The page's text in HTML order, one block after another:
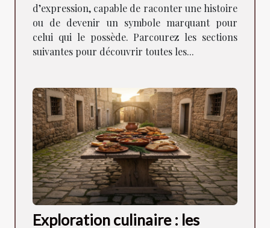
d’expression, capable de raconter une histoire
ou de devenir un symbole marquant pour
celui qui le possède. Parcourez les sections
suivantes pour découvrir toutes les...
Exploration culinaire : les